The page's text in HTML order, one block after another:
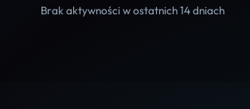
Brak aktywności w ostatnich 14 dniach